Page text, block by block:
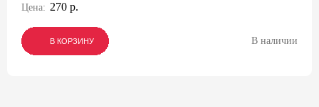
Цена: 270 р.
В КОРЗИНУ
В КОРЗИНУ
В КОРЗИНУ В наличии